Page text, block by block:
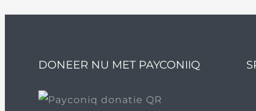
DONEER NU MET PAYCONIIQ